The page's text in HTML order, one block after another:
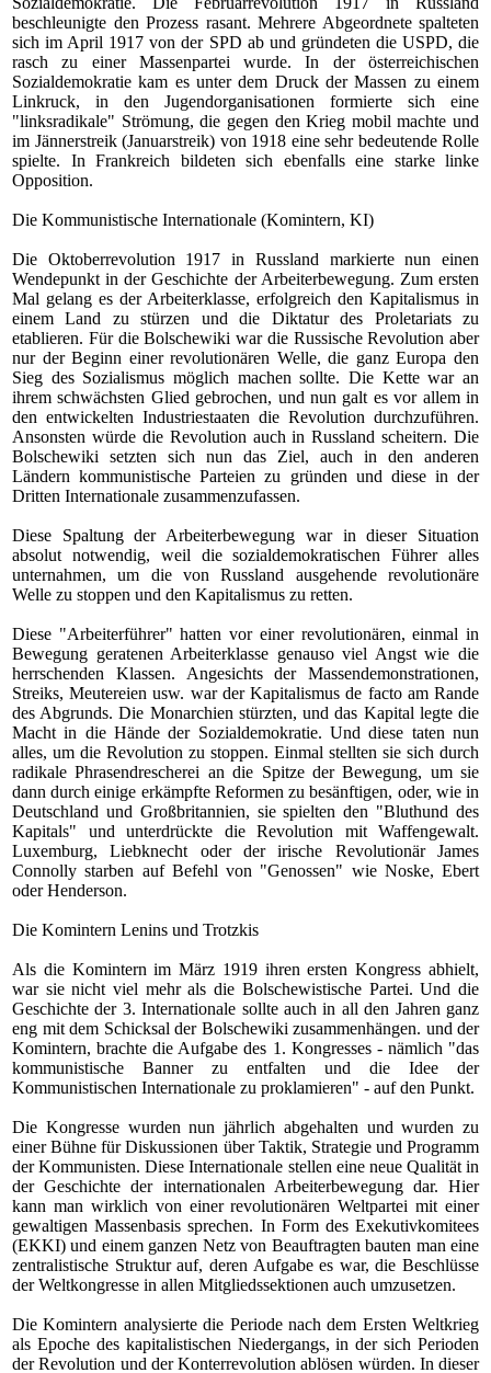
beschleunigte den Prozess rasant. Mehrere Abgeordnete spalteten
sich im April 1917 von der SPD ab und gründeten die USPD, die
rasch zu einer Massenpartei wurde. In der österreichischen
Sozialdemokratie kam es unter dem Druck der Massen zu einem
Linkruck, in den Jugendorganisationen formierte sich eine
"linksradikale" Strömung, die gegen den Krieg mobil machte und
im Jännerstreik (Januarstreik) von 1918 eine sehr bedeutende Rolle
spielte. In Frankreich bildeten sich ebenfalls eine starke linke
Opposition.
Die Kommunistische Internationale (Komintern, KI)
Die Oktoberrevolution 1917 in Russland markierte nun einen
Wendepunkt in der Geschichte der Arbeiterbewegung. Zum ersten
Mal gelang es der Arbeiterklasse, erfolgreich den Kapitalismus in
einem Land zu stürzen und die Diktatur des Proletariats zu
etablieren. Für die Bolschewiki war die Russische Revolution aber
nur der Beginn einer revolutionären Welle, die ganz Europa den
Sieg des Sozialismus möglich machen sollte. Die Kette war an
ihrem schwächsten Glied gebrochen, und nun galt es vor allem in
den entwickelten Industriestaaten die Revolution durchzuführen.
Ansonsten würde die Revolution auch in Russland scheitern. Die
Bolschewiki setzten sich nun das Ziel, auch in den anderen
Ländern kommunistische Parteien zu gründen und diese in der
Dritten Internationale zusammenzufassen.
Diese Spaltung der Arbeiterbewegung war in dieser Situation
absolut notwendig, weil die sozialdemokratischen Führer alles
unternahmen, um die von Russland ausgehende revolutionäre
Welle zu stoppen und den Kapitalismus zu retten.
Diese "Arbeiterführer" hatten vor einer revolutionären, einmal in
Bewegung geratenen Arbeiterklasse genauso viel Angst wie die
herrschenden Klassen. Angesichts der Massendemonstrationen,
Streiks, Meutereien usw. war der Kapitalismus de facto am Rande
des Abgrunds. Die Monarchien stürzten, und das Kapital legte die
Macht in die Hände der Sozialdemokratie. Und diese taten nun
alles, um die Revolution zu stoppen. Einmal stellten sie sich durch
radikale Phrasendrescherei an die Spitze der Bewegung, um sie
dann durch einige erkämpfte Reformen zu besänftigen, oder, wie in
Deutschland und Großbritannien, sie spielten den "Bluthund des
Kapitals" und unterdrückte die Revolution mit Waffengewalt.
Luxemburg, Liebknecht oder der irische Revolutionär James
Connolly starben auf Befehl von "Genossen" wie Noske, Ebert
oder Henderson.
Die Komintern Lenins und Trotzkis
Als die Komintern imMärz 1919ihren ersten Kongress abhielt,
war sie nicht viel mehr als die Bolschewistische Partei. Und die
Geschichte der 3. Internationale sollte auch in all den Jahren ganz
eng mit dem Schicksal der Bolschewiki zusammenhängen. und der
Komintern, brachte die Aufgabe des 1. Kongresses - nämlich "das
kommunistische Banner zu entfalten und die Idee der
Kommunistischen Internationale zu proklamieren" - auf den Punkt.
Die Kongresse wurden nun jährlich abgehalten und wurden zu
einer Bühne für Diskussionen über Taktik, Strategie und Programm
der Kommunisten. Diese Internationale stellen eine neue Qualität in
der Geschichte der internationalen Arbeiterbewegung dar. Hier
kann man wirklich von einer revolutionären Weltpartei mit einer
gewaltigen Massenbasis sprechen. In Form des Exekutivkomitees
(EKKI) und einem ganzen Netz von Beauftragten bauten man eine
zentralistische Struktur auf, deren Aufgabe es war, die Beschlüsse
der Weltkongresse in allen Mitgliedssektionen auch umzusetzen.
Die Komintern analysierte die Periode nach dem Ersten Weltkrieg
als Epoche des kapitalistischen Niedergangs, in der sich Perioden
der Revolution und der Konterrevolution ablösen würden. In dieser